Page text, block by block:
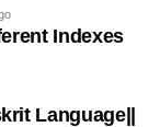
Indexes
Language||